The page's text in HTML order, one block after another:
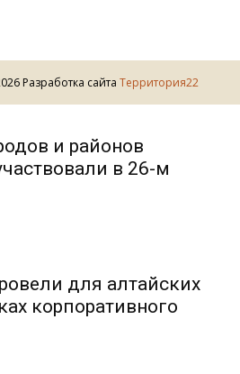
Разработка сайта Территория22
и районов
в 26-м
для алтайских
корпоративного